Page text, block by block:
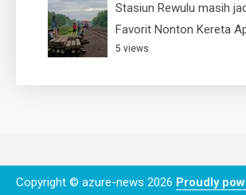
Stasiun Rewulu masih
Favorit Nonton Kereta
5 views
Copyright © azure-news 2026 Proudly